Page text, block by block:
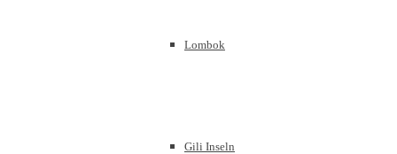
Lombok
Gili Inseln